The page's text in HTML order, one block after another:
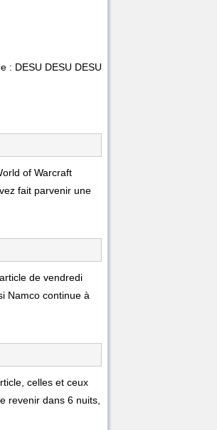
: DESU DESU DESU
of Warcraft
fait parvenir une
de vendredi
Namco continue à
celles et ceux
revenir dans 6 nuits,